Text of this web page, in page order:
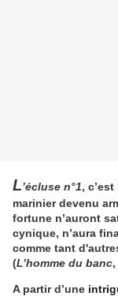
L’écluse n°1,
marinier devenu
fortune n’auront
cynique, n’aura
comme tant
(L’homme du banc,
A partir d’une